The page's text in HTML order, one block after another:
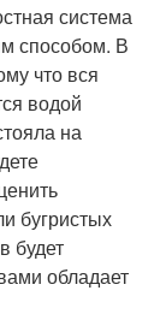
система
способом. В
что вся
водой
на
бугристых
будет
обладает